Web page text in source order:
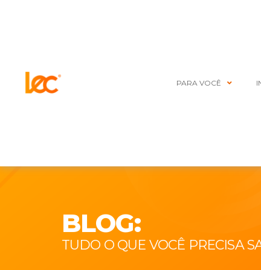
PARA VOCÊ
BLOG:
TUDO O QUE VOCÊ PRECISA